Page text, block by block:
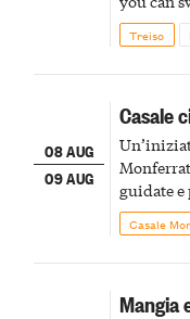
Treiso
08 AUG
09 AUG
Casale
guidate
Casale
Mangia